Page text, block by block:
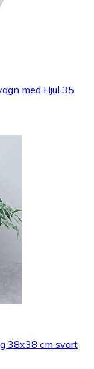
med Hjul 35
38x38 cm svart